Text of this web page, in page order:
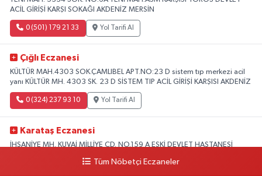
ACİL GİRİŞİ KARŞI SOKAĞI AKDENİZ MERSİN
0 (501) 179 21 33 Yol Tarifi Al
Çığlı Eczanesi
KÜLTÜR MAH.4303 SOK.ÇAMLIBEL APT.NO:23 D sistem tıp merkezi acil
yanı KÜLTÜR MH. 4303 SK. 23 D SİSTEM TIP ACİL GİRİŞİ KARŞISI AKDENİZ
0 (324) 237 93 10 Yol Tarifi Al
Karataş Eczanesi
İHSANİYE MH. KUVAİ MİLLİYE CD. NO.159 A ESKİ DEVLET HASTANESİ
Tüm Nöbetçi Eczaneler